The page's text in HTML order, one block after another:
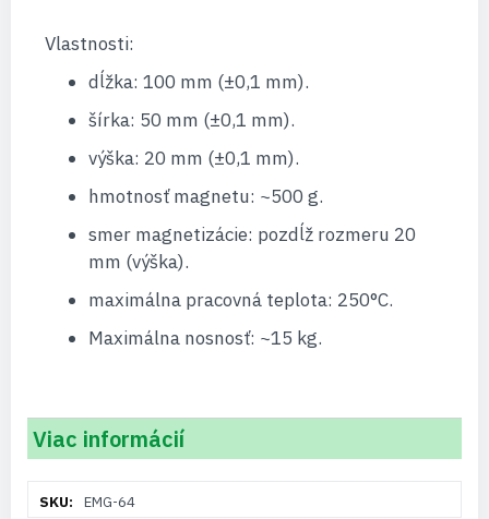
Vlastnosti:
dĺžka: 100 mm (±0,1 mm).
šírka: 50 mm (±0,1 mm).
výška: 20 mm (±0,1 mm).
hmotnosť magnetu: ~500 g.
smer magnetizácie: pozdĺž rozmeru 20
mm (výška).
maximálna pracovná teplota: 250°C.
Maximálna nosnosť: ~15 kg.
Viac informácií
informáciíEMG-64